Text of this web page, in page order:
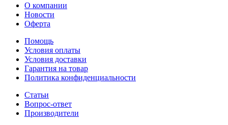
О компании
Новости
Оферта
Помощь
Условия оплаты
Условия доставки
Гарантия на товар
Политика конфиденциальности
Статьи
Вопрос-ответ
Производители